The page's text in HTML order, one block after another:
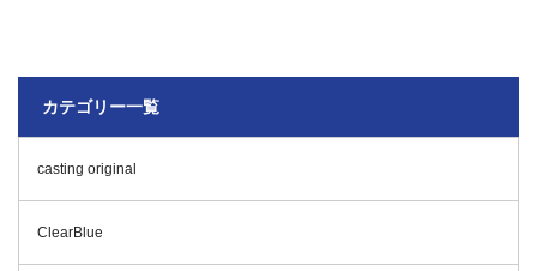
カテゴリー一覧
casting original
ClearBlue